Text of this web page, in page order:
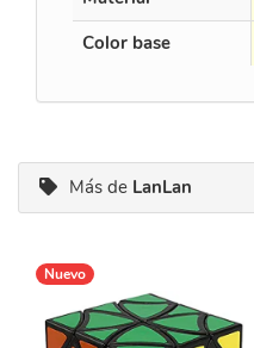
Color base
Más de LanLan
Nuevo